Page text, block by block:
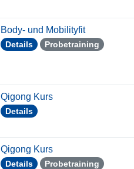
Body- und Mobilityfit
Details Probetraining
Qigong Kurs
Details
Qigong Kurs
Details Probetraining